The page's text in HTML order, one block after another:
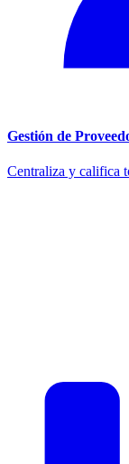
Gestión de
Centraliza y califica